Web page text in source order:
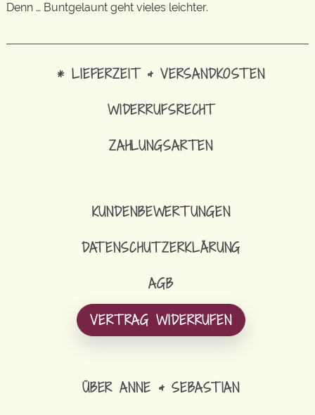
Denn … Buntgelaunt geht vieles leichter.
* LIEFERZEIT & VERSANDKOSTEN
WIDERRUFSRECHT
ZAHLUNGSARTEN
KUNDENBEWERTUNGEN
DATENSCHUTZERKLÄRUNG
AGB
VERTRAG WIDERRUFEN
ÜBER ANNE & SEBASTIAN